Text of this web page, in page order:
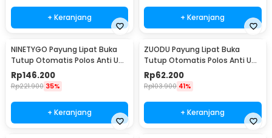
+ Keranjang + Keranjang
NINETYGO Payung Lipat Buka
Tutup Otomatis Polos Anti UV
8 Bone 108cm - 2008U
Rp146.200
Rp221.900 35%
+ Keranjang
ZUODU Payung Lipat Buka
Tutup Otomatis Polos Anti UV
10 Bone 105cm - ZPL2
Rp62.200
Rp103.900 41%
+ Keranjang